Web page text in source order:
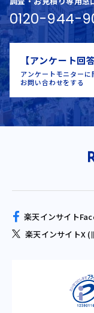
0120-944-
【アンケート回
アンケートモニターに
お問い合わせをする
楽天インサイト
楽天インサイトX